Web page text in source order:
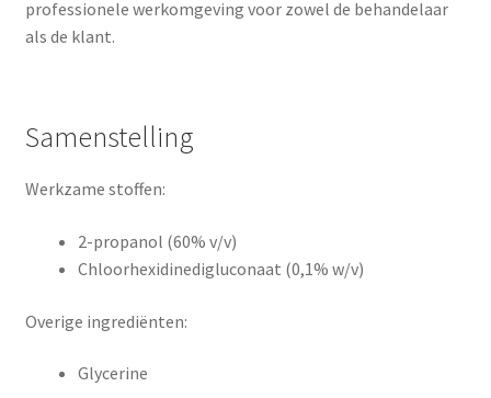
professionele werkomgeving voor zowel de behandelaar
als de klant.
Samenstelling
Werkzame stoffen:
2-propanol (60% v/v)
Chloorhexidinedigluconaat (0,1% w/v)
Overige ingrediënten:
Glycerine